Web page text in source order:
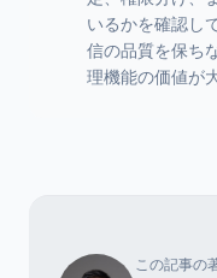
いるかを確認し
信の品質を保ち
理機能の価値が
この記事の